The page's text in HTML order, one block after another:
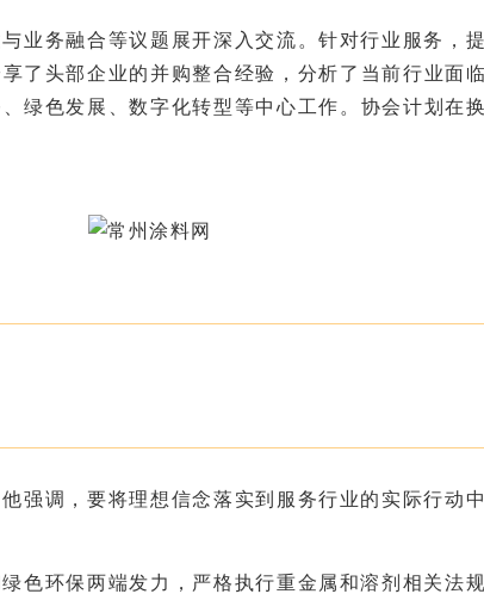
业务融合等议题展开深入交流。针对行业服务，
了头部企业的并购整合经验，分析了当前行业面
绿色发展、数字化转型等中心工作。协会计划在
强调，要将理想信念落实到服务行业的实际行动
色环保两端发力，严格执行重金属和溶剂相关法